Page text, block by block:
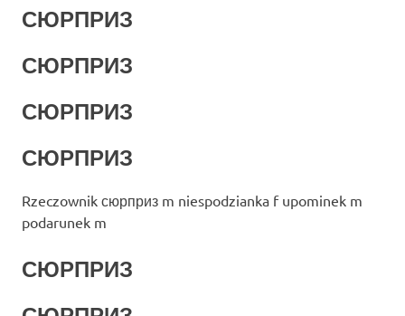
СЮРПРИЗ
СЮРПРИЗ
СЮРПРИЗ
СЮРПРИЗ
Rzeczownik сюрприз m niespodzianka f upominek m
podarunek m
СЮРПРИЗ